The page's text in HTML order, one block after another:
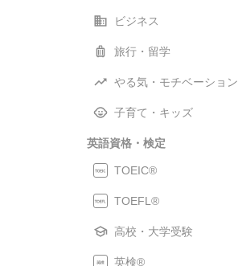
ビジネス
旅行・留学
やる気・モチベーション
子育て・キッズ
英語資格・検定
TOEIC®
TOEFL®
高校・大学受験
英検®